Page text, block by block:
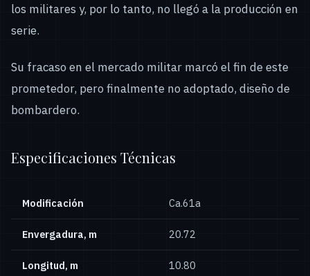
los militares y, por lo tanto, no llegó a la producción en
serie.
Su fracaso en el mercado militar marcó el fin de este
prometedor, pero finalmente no adoptado, diseño de
bombardero.
Especificaciones Técnicas
Modificación Ca.61a
Envergadura, m 20.72
Longitud, m 10.80